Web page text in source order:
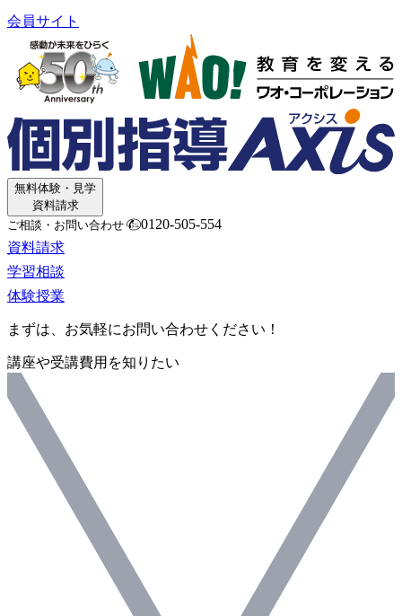
会員サイト
無料体験・見学
資料請求
ご相談・お問い合わせ
0120-505-554
資料請求
学習相談
体験授業
まずは、お気軽にお問い合わせください！
講座や受講費用を知りたい